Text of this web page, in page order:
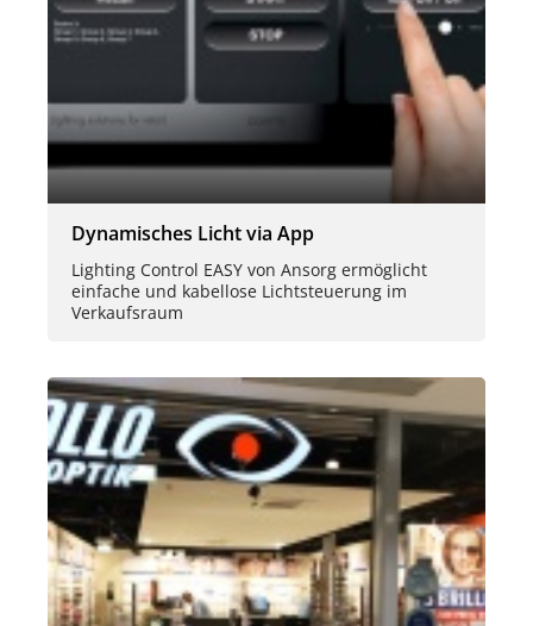
Dynamisches Licht via App
Lighting Control EASY von Ansorg ermöglicht
einfache und kabellose Lichtsteuerung im
Verkaufsraum